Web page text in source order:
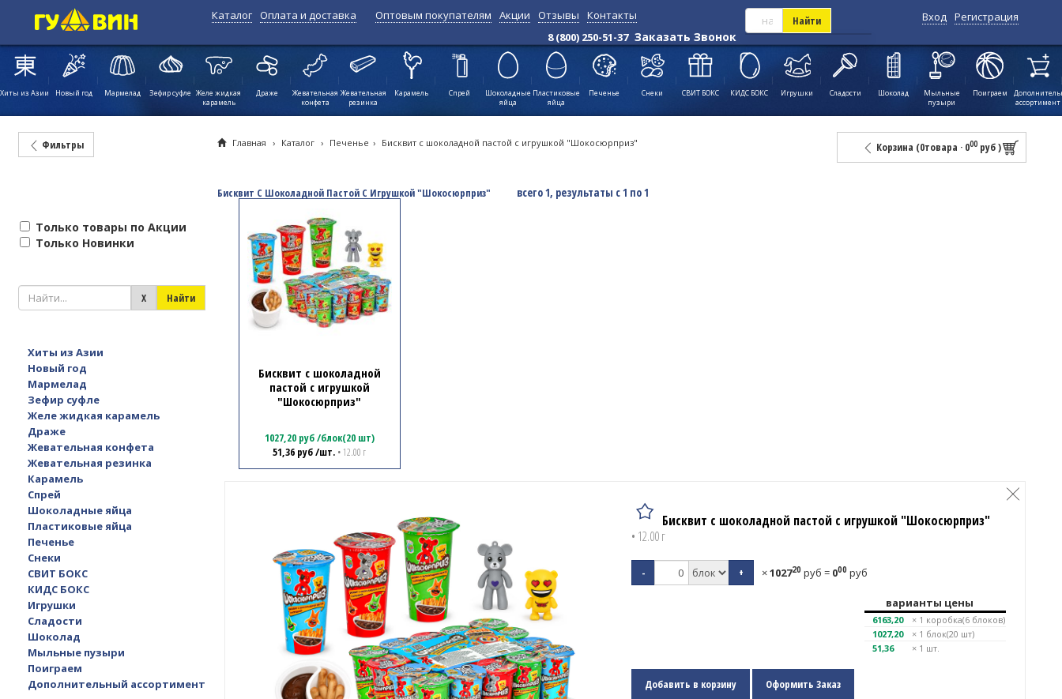
Оплата и доставка
Каталог Оптовым покупателям Акции Отзывы Контакты
Заказать Звонок
8 (800) 250-51-37
Найти Вход Регистрация
Хиты из Азии Новый год Мармелад Зефир суфле Желе жидкая
карамель
Драже
Жевательная
конфета
Жевательная
резинка
Карамель Спрей
Шоколадные
яйца
Пластиковые
яйца
Печенье Снеки СВИТ БОКС КИДС БОКС Игрушки Сладости Шоколад
Мыльные
пузыри
Поиграем
ассортимент
Фильтры
Только товары по Акции
Только Новинки
Хиты из Азии
Новый год
Мармелад
Зефир суфле
Желе жидкая карамель
Драже
Жевательная конфета
Жевательная резинка
Карамель
Спрей
Шоколадные яйца
Пластиковые яйца
Печенье
Снеки
СВИТ БОКС
КИДС БОКС
Игрушки
Сладости
Шоколад
Мыльные пузыри
Поиграем
Дополнительный ассортимент
Корзина (0товара · 000руб)
всего 1, результаты с 1
по 1↑
Главная › Каталог › Печенье › Бисквит с шоколадной пастой с игрушкой "Шокосюрприз"
Бисквит С Шоколадной Пастой С Игрушкой "Шокосюрприз" всего 1, результаты с 1 по 1
Бисквит с шоколадной
пастой с игрушкой
"Шокосюрприз"
1027,20руб/блок(20 шт)
51,36 руб/шт. • 12.00 г
Бисквит с шоколадной пастой с игрушкой "Шокосюрприз"
• 12.00 г
- + ×102720 руб = 000 руб
варианты цены
6163,20 × 1 коробка(6 блоков)
1027,20
× 1 блок(20 шт)
51,36
× 1 шт.
Добавить в корзину Оформить Заказ